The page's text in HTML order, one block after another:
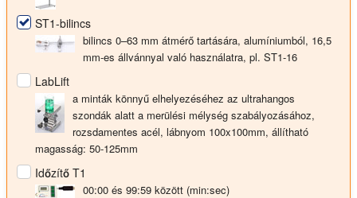
ST1-bilincs
bilincs 0–63 mm átmérő tartására, alumíniumból, 16,5
mm-es állvánnyal való használatra, pl. ST1-16
LabLift
a minták könnyű elhelyezéséhez az ultrahangos
szondák alatt a merülési mélység szabályozásához,
rozsdamentes acél, lábnyom 100x100mm, állítható
magasság: 50-125mm
Időzítő T1
00:00 és 99:59 között (min:sec)